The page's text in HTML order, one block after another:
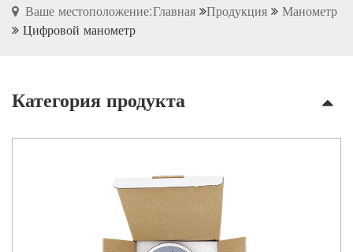
Ваше местоположение:Главная Продукция
Манометр
Цифровой манометр
Категория продукта